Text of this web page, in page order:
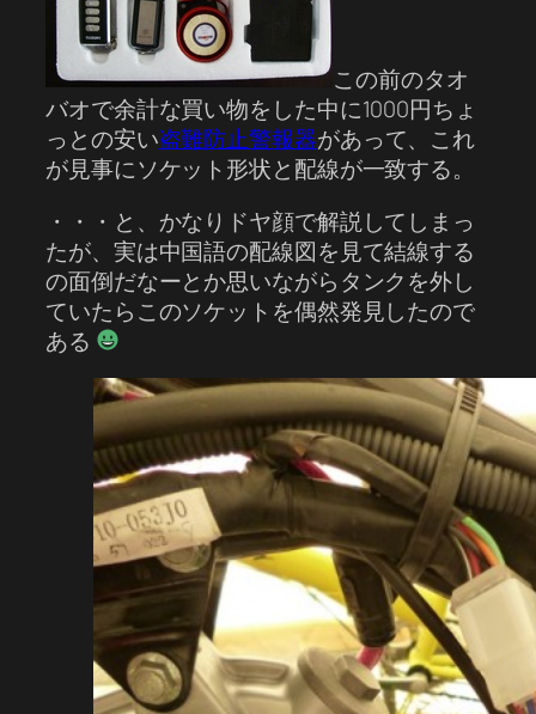
この前のタオ
バオで余計な買い物をした中に1000円ちょ
っとの安い盗難防止警報器があって、これ
が見事にソケット形状と配線が一致する。
・・・と、かなりドヤ顔で解説してしまっ
たが、実は中国語の配線図を見て結線する
の面倒だなーとか思いながらタンクを外し
ていたらこのソケットを偶然発見したので
ある